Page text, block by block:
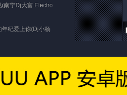
南宁Dj大富 Electro
纪爱上你(Dj小杨